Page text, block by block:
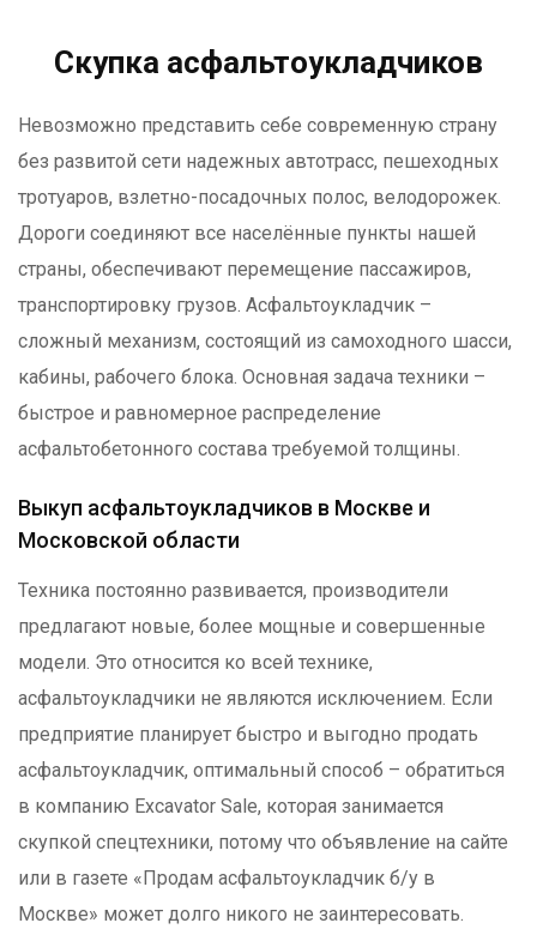
Скупка асфальтоукладчиков
Невозможно представить себе современную страну
без развитой сети надежных автотрасс, пешеходных
тротуаров, взлетно-посадочных полос, велодорожек.
Дороги соединяют все населённые пункты нашей
страны, обеспечивают перемещение пассажиров,
транспортировку грузов. Асфальтоукладчик –
сложный механизм, состоящий из самоходного шасси,
кабины, рабочего блока. Основная задача техники –
быстрое и равномерное распределение
асфальтобетонного состава требуемой толщины.
Выкуп асфальтоукладчиков в Москве и
Московской области
Техника постоянно развивается, производители
предлагают новые, более мощные и совершенные
модели. Это относится ко всей технике,
асфальтоукладчики не являются исключением. Если
предприятие планирует быстро и выгодно продать
асфальтоукладчик, оптимальный способ – обратиться
в компанию Excavator Sale, которая занимается
скупкой спецтехники, потому что объявление на сайте
или в газете «Продам асфальтоукладчик б/у в
Москве» может долго никого не заинтересовать.